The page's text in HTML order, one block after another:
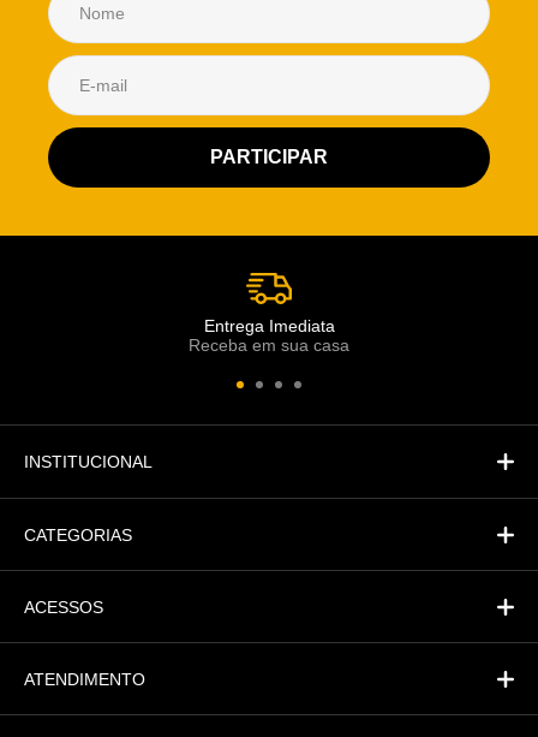
Entrega Imediata
Receba em sua casa
INSTITUCIONAL
CATEGORIAS
ACESSOS
ATENDIMENTO
Atendimento Rei de Casa